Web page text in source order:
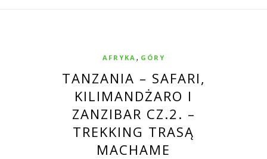
AFRYKA , GÓRY
TANZANIA – SAFARI,
KILIMANDŻARO I
ZANZIBAR CZ.2. –
TREKKING TRASĄ
MACHAME